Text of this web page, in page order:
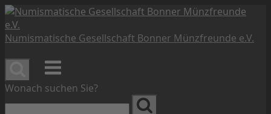
Skip
to
content
Numismatische Gesellschaft Bonner Münzfreunde e.V.
Menu
Wonach suchen Sie?